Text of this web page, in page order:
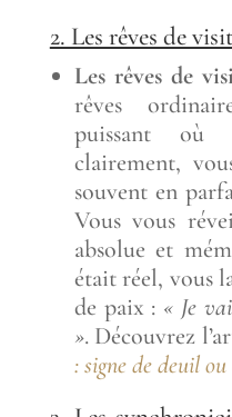
2. Les rêves de
Les rêves de
rêves
puissant où
clairement,
souvent en
Vous vous
absolue et
était réel, vous
de paix : « Je
». Découvrez
: signe de deuil